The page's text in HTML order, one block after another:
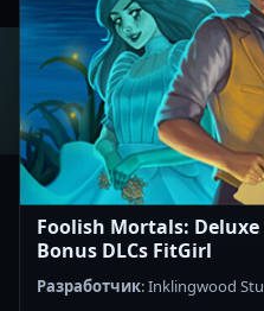
Foolish Mortals: Deluxe
Bonus DLCs FitGirl
Разработчик: Inklingwood